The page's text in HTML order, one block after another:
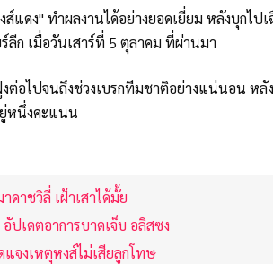
แดง" ทำผลงานได้อย่างยอดเยี่ยม หลังบุกไป
ลีก เมื่อวันเสาร์ที่ 5 ตุลาคม ที่ผ่านมา
ต่อไปจนถึงช่วงเบรกทีมชาติอย่างแน่นอน หลั
หนึ่งคะแนน
ดาชวิลี่ เฝ้าเสาได้มั้ย
ปเดตอาการบาดเจ็บ อลิสซง
จงเหตุหงส์ไม่เสียลูกโทษ